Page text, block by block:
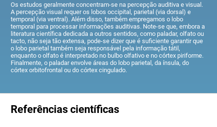
Os estudos geralmente concentram-se na percepção auditiva e visual.
A percepção visual requer os lobos occipital, parietal (via dorsal) e
temporal (via ventral). Além disso, também empregamos o lobo
temporal para processar informações auditivas. Note-se que, embora a
literatura científica dedicada a outros sentidos, como paladar, olfato ou
tacto, não seja tão extensa, pode-se dizer que é suficiente garantir que
o lobo parietal também seja responsável pela informação tátil,
enquanto o olfato é interpretado no bulbo olfativo e no córtex piriforme.
Finalmente, o paladar envolve áreas do lobo parietal, da ínsula, do
córtex orbitofrontal ou do córtex cingulado.
Referências científicas